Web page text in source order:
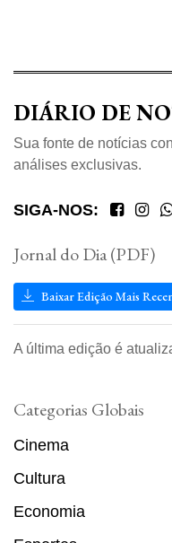
DIÁRIO DE
Sua fonte de notícias
análises exclusivas.
SIGA-NOS:
Jornal do Dia (PDF)
Baixar Edição Mais
A última edição é
Categorias Globais
Cinema
Cultura
Economia